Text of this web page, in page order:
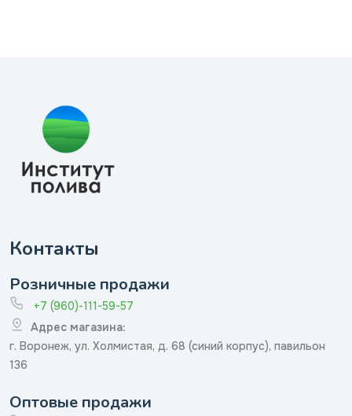
Контакты
Розничные продажи
+7 (960)-111-59-57
Адрес магазина:
г. Воронеж, ул. Холмистая, д. 68 (синий корпус), павильон
136
Оптовые продажи